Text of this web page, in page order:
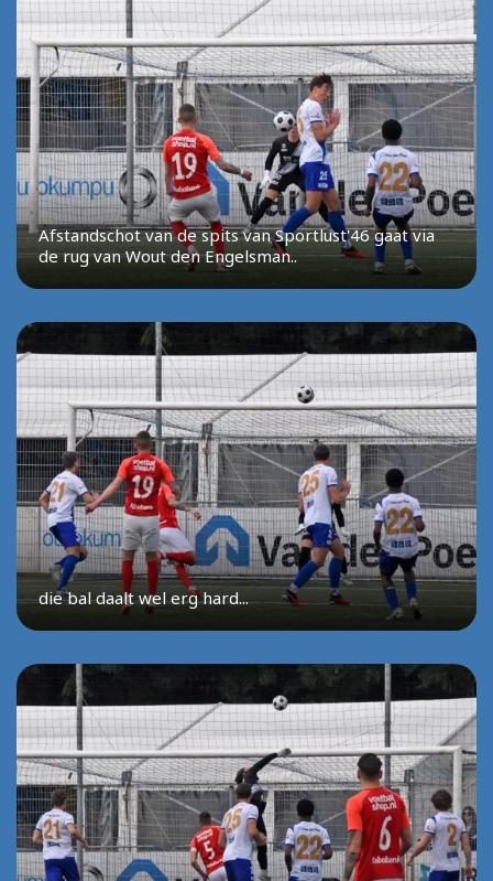
Afstandschot van de spits van Sportlust'46 gaat via
de rug van Wout den Engelsman..
die bal daalt wel erg hard...